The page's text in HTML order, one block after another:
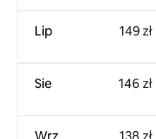
Lip
Sie
149 zł
146 zł